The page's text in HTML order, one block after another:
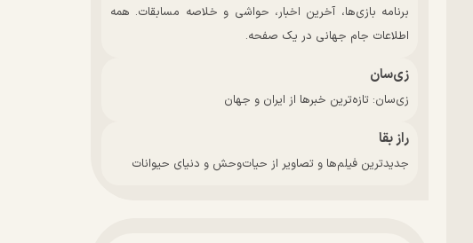
برنامه بازی‌ها، آخرین اخبار، حواشی و خلاصه مسابقات. همه
اطلاعات جام جهانی در یک صفحه.
زی‌سان
زی‌سان: تازه‌ترین خبرها از ایران و جهان
راز بقا
جدیدترین فیلم‌ها و تصاویر از حیات‌وحش و دنیای حیوانات